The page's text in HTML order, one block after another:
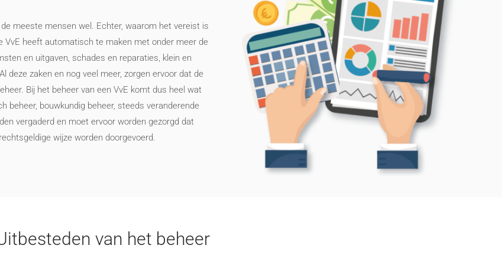
meeste mensen wel. Echter, waarom het vereist is
VvE heeft automatisch te maken met onder meer de
en uitgaven, schades en reparaties, klein en
deze zaken en nog veel meer, zorgen ervoor dat de
Bij het beheer van een VvE komt dus heel wat
beheer, bouwkundig beheer, steeds veranderende
vergaderd en moet ervoor worden gezorgd dat
wijze worden doorgevoerd.
van het beheer